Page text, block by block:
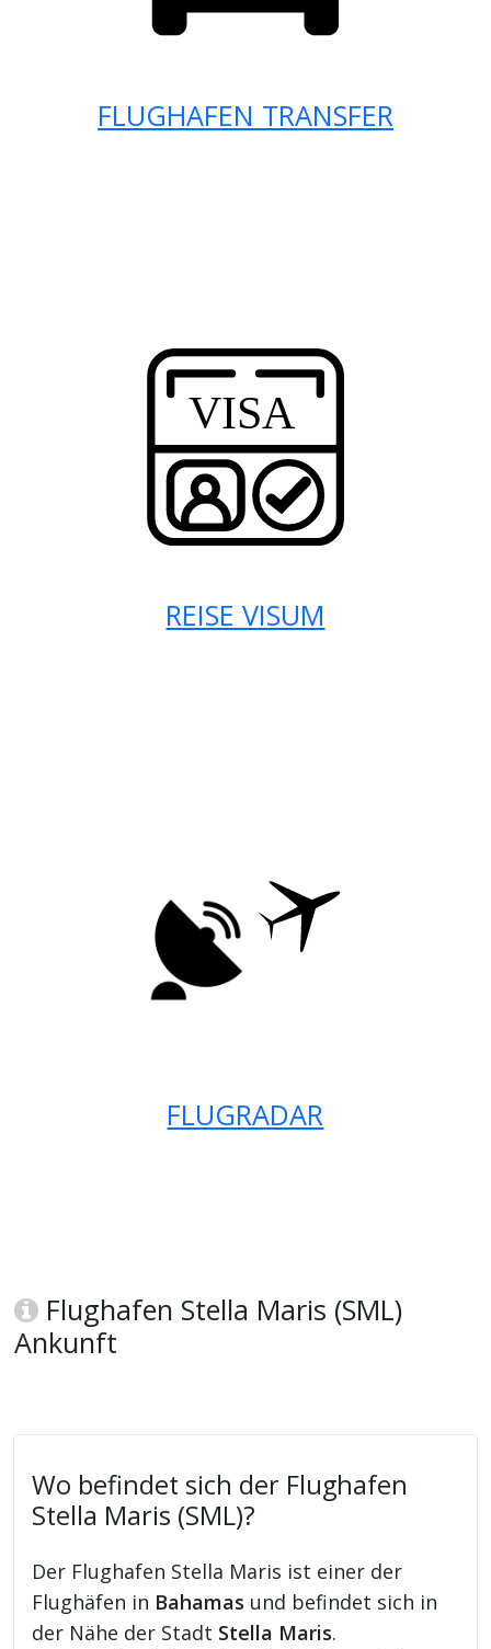
FLUGHAFEN TRANSFER
REISE VISUM
FLUGRADAR
Flughafen Stella Maris (SML)
Ankunft
Wo befindet sich der Flughafen
Stella Maris (SML)?
Der Flughafen Stella Maris ist einer der
Flughäfen in Bahamas und befindet sich in
der Nähe der Stadt Stella Maris.